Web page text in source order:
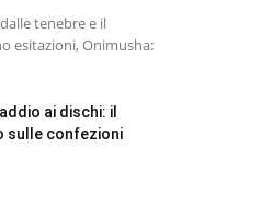
tenebre e il
esitazioni, Onimusha:
ai dischi: il
sulle confezioni